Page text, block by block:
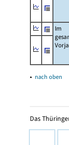
Im
▴ nach oben
Das